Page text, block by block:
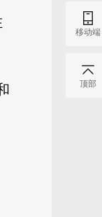
移动端
顶部